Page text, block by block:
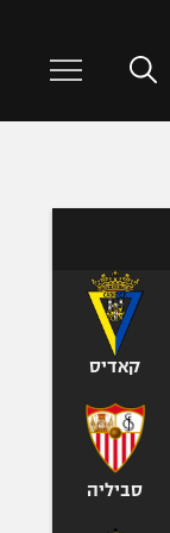
קאדיס
סביליה